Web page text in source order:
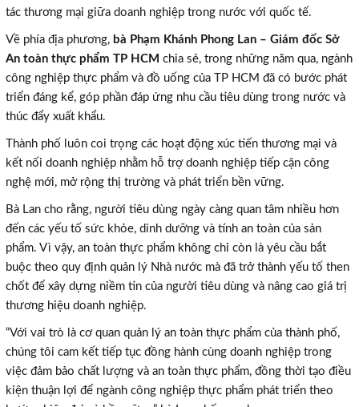
tác thương mại giữa doanh nghiệp trong nước với quốc tế.
Về phía địa phương, bà Phạm Khánh Phong Lan – Giám đốc Sở
An toàn thực phẩm TP HCM chia sẻ, trong những năm qua, ngành
công nghiệp thực phẩm và đồ uống của TP HCM đã có bước phát
triển đáng kể, góp phần đáp ứng nhu cầu tiêu dùng trong nước và
thúc đẩy xuất khẩu.
Thành phố luôn coi trọng các hoạt động xúc tiến thương mại và
kết nối doanh nghiệp nhằm hỗ trợ doanh nghiệp tiếp cận công
nghệ mới, mở rộng thị trường và phát triển bền vững.
Bà Lan cho rằng, người tiêu dùng ngày càng quan tâm nhiều hơn
đến các yếu tố sức khỏe, dinh dưỡng và tính an toàn của sản
phẩm. Vì vậy, an toàn thực phẩm không chỉ còn là yêu cầu bắt
buộc theo quy định quản lý Nhà nước mà đã trở thành yếu tố then
chốt để xây dựng niềm tin của người tiêu dùng và nâng cao giá trị
thương hiệu doanh nghiệp.
“Với vai trò là cơ quan quản lý an toàn thực phẩm của thành phố,
chúng tôi cam kết tiếp tục đồng hành cùng doanh nghiệp trong
việc đảm bảo chất lượng và an toàn thực phẩm, đồng thời tạo điều
kiện thuận lợi để ngành công nghiệp thực phẩm phát triển theo